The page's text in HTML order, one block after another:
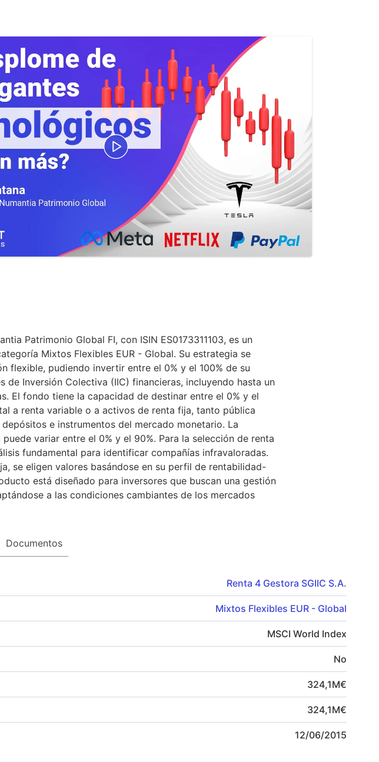
Patrimonio Global FI, con ISIN ES0173311103, es un
Mixtos Flexibles EUR - Global. Su estrategia se
flexible, pudiendo invertir entre el 0% y el 100% de su
de Inversión Colectiva (IIC) financieras, incluyendo hasta un
El fondo tiene la capacidad de destinar entre el 0% y el
a renta variable o a activos de renta fija, tanto pública
e instrumentos del mercado monetario. La
variar entre el 0% y el 90%. Para la selección de renta
fundamental para identificar compañías infravaloradas.
se eligen valores basándose en su perfil de rentabilidad-
está diseñado para inversores que buscan una gestión
a las condiciones cambiantes de los mercados
Documentos
Renta 4 Gestora SGIIC S.A.
Mixtos Flexibles EUR - Global
MSCI World Index
No
324,1M€
324,1M€
12/06/2015